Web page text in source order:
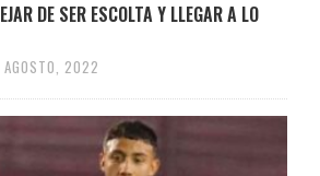
DE SER ESCOLTA Y LLEGAR A LO
AGOSTO, 2022